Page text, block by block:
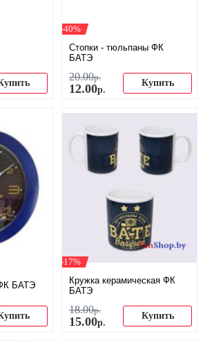
-40%
Стопки - тюльпаны ФК
БАТЭ
20.00р.
12.00р.
Купить
БАТЭ
-17%
Кружка керамическая ФК
БАТЭ
18.00р.
15.00р.
Купить